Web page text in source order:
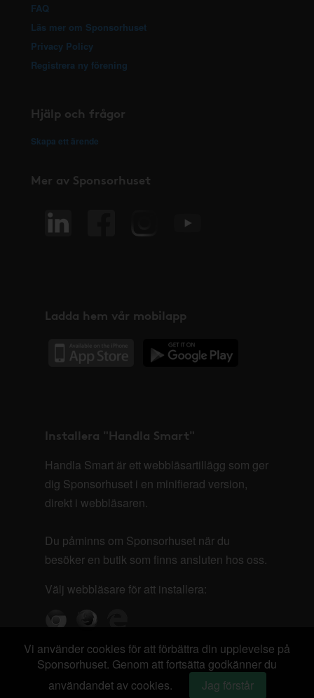
FAQ
Läs mer om Sponsorhuset
Privacy Policy
Registrera ny förening
Hjälp och frågor
Skapa ett ärende
Mer av Sponsorhuset
Ladda hem vår mobilapp
Installera "Handla Smart"
Handla Smart är ett webbläsartillägg som ger
dig Sponsorhuset i en minifierad version,
direkt i webbläsaren.
Du påminns om Sponsorhuset när du
besöker en butik som finns ansluten hos oss.
Välj webbläsare för att installera:
Vi använder cookies för att förbättra din upplevelse på
Sponsorhuset. Genom att fortsätta godkänner du
användandet av cookies.
Jag förstår